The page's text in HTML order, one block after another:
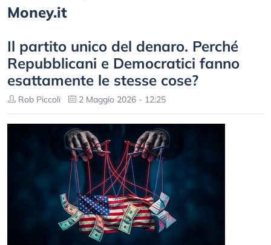
Money.it
Il partito unico del denaro. Perché
Repubblicani e Democratici fanno
esattamente le stesse cose?
Rob Piccoli 2 Maggio 2026 - 12:25